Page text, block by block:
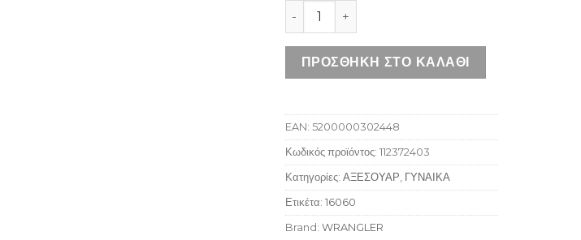
WRANGLER RAINBOW BEANIE SILVER PINK
ΠΡΟΣΘΉΚΗ ΣΤΟ ΚΑΛΆΘΙ
EAN: 5200000302448
Κωδικός προϊόντος: 112372403
Κατηγορίες: ΑΞΕΣΟΥΑΡ, ΓΥΝΑΙΚΑ
Ετικέτα: 16060
Brand: WRANGLER